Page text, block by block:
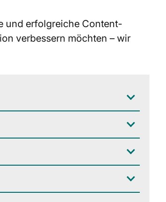
und erfolgreiche Content-
verbessern möchten – wir